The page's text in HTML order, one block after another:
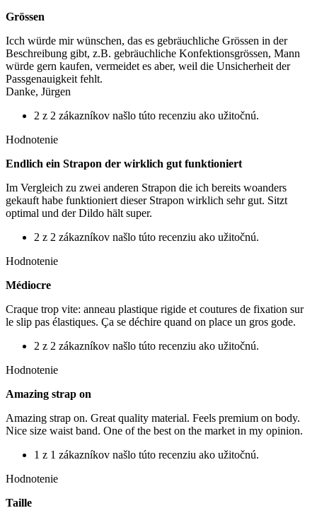
Grössen
Icch würde mir wünschen, das es gebräuchliche Grössen in der
Beschreibung gibt, z.B. gebräuchliche Konfektionsgrössen, Mann
würde gern kaufen, vermeidet es aber, weil die Unsicherheit der
Passgenauigkeit fehlt.
Danke, Jürgen
2 z 2 zákazníkov našlo túto recenziu ako užitočnú.
Hodnotenie
Endlich ein Strapon der wirklich gut funktioniert
Im Vergleich zu zwei anderen Strapon die ich bereits woanders
gekauft habe funktioniert dieser Strapon wirklich sehr gut. Sitzt
optimal und der Dildo hält super.
2 z 2 zákazníkov našlo túto recenziu ako užitočnú.
Hodnotenie
Médiocre
Craque trop vite: anneau plastique rigide et coutures de fixation sur
le slip pas élastiques. Ça se déchire quand on place un gros gode.
2 z 2 zákazníkov našlo túto recenziu ako užitočnú.
Hodnotenie
Amazing strap on
Amazing strap on. Great quality material. Feels premium on body.
Nice size waist band. One of the best on the market in my opinion.
1 z 1 zákazníkov našlo túto recenziu ako užitočnú.
Hodnotenie
Taille